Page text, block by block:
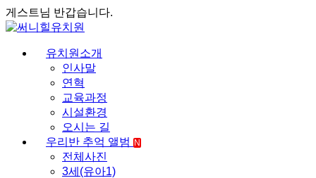
게스트님 반갑습니다.
유치원소개
인사말
연혁
교육과정
시설환경
오시는 길
우리반 추억 앨범
N
전체사진
3세(유아1)